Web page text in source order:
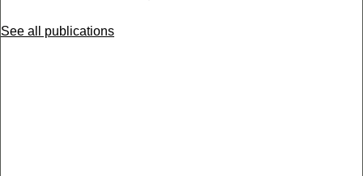
See all publications